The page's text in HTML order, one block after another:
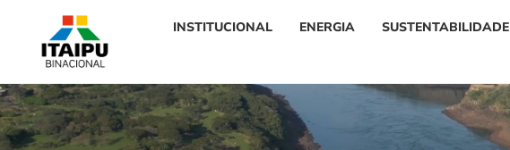
INSTITUCIONAL ENERGIA SUSTENTABILIDADE